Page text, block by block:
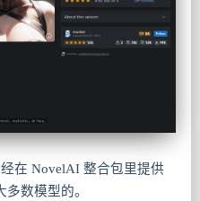
在 NovelAI 整合包里提供
数模型的。